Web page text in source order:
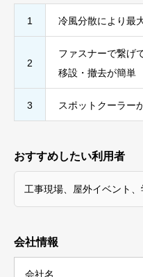
1 冷風分散により最
2
ファスナーで繋げ
移設・撤去が簡単
3 スポットクーラー
おすすめしたい利用者
工事現場、屋外イベント
会社情報
会社名